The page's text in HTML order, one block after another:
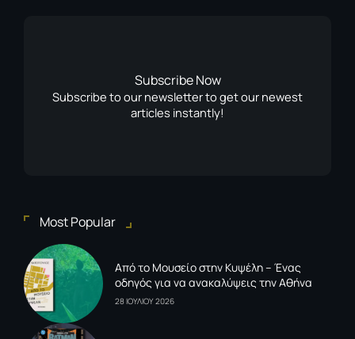
Subscribe Now
Subscribe to our newsletter to get our newest
articles instantly!
Most Popular
Από το Μουσείο στην Κυψέλη – Ένας
οδηγός για να ανακαλύψεις την Αθήνα
28 ΙΟΥΛΙΟΥ 2026